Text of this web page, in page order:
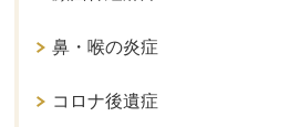
鼻・喉の炎症
コロナ後遺症